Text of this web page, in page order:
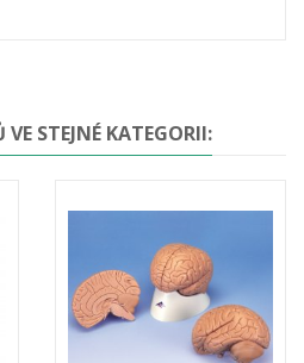
STEJNÉ KATEGORII: